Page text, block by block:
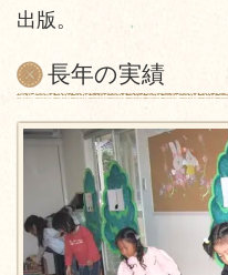
出版。
長年の実績